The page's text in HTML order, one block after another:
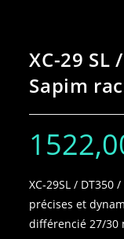
XC-29 SL
Sapim
XC‑29SL / DT350
précises et
différencié 27/30